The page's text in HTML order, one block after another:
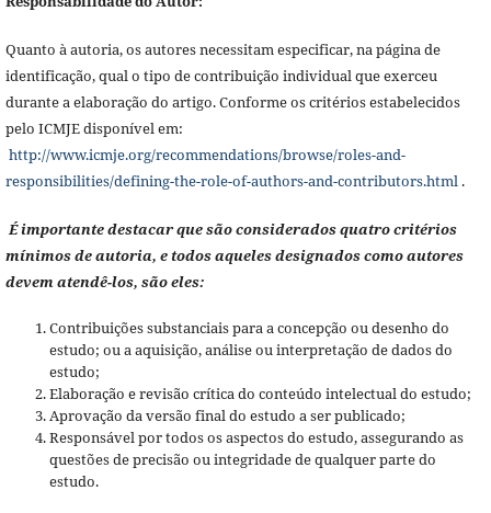
Quanto à autoria, os autores necessitam especificar, na página de
identificação, qual o tipo de contribuição individual que exerceu
durante a elaboração do artigo. Conforme os critérios estabelecidos
pelo ICMJE disponível em:
http://www.icmje.org/recommendations/browse/roles-and-
responsibilities/defining-the-role-of-authors-and-contributors.html.
É importante destacar que são considerados quatro critérios
mínimos de autoria, e todos aqueles designados como autores
devem atendê-los, são eles:
Contribuições substanciais para a concepção ou desenho do
estudo; ou a aquisição, análise ou interpretação de dados do
estudo;
Elaboração e revisão crítica do conteúdo intelectual do estudo;
Aprovação da versão final do estudo a ser publicado;
Responsável por todos os aspectos do estudo, assegurando as
questões de precisão ou integridade de qualquer parte do
estudo.